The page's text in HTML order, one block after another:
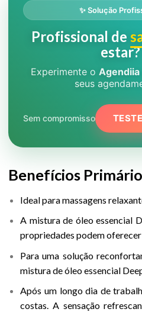
✨ Solução
Profissional de
estar?
Experimente o Agendiia
seus
Sem compromisso
Benefícios
Ideal para massagens
A mistura de óleo essencial
propriedades podem
Para uma solução
mistura de óleo essencial
Após um longo dia de
costas. A sensação